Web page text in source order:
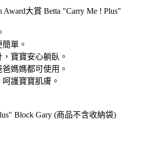
Award大賞 Betta "Carry Me ! Plus"
單。
寶寶安心躺臥。
媽媽都可使用。
護寶寶肌膚。
Block Gary (商品不含收納袋)